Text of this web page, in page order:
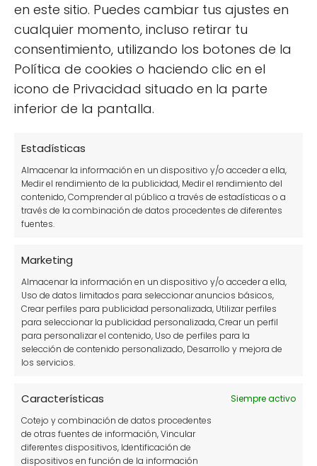
en este sitio. Puedes cambiar tus ajustes en
cualquier momento, incluso retirar tu
consentimiento, utilizando los botones de la
Política de cookies o haciendo clic en el
icono de Privacidad situado en la parte
inferior de la pantalla.
Estadísticas
Almacenar la información en un dispositivo y/o acceder a ella,
Medir el rendimiento de la publicidad, Medir el rendimiento del
contenido, Comprender al público a través de estadísticas o a
través de la combinación de datos procedentes de diferentes
fuentes.
Marketing
Almacenar la información en un dispositivo y/o acceder a ella,
Uso de datos limitados para seleccionar anuncios básicos,
Crear perfiles para publicidad personalizada, Utilizar perfiles
para seleccionar la publicidad personalizada, Crear un perfil
para personalizar el contenido, Uso de perfiles para la
selección de contenido personalizado, Desarrollo y mejora de
los servicios.
Características
Siempre activo
Cotejo y combinación de datos procedentes
de otras fuentes de información, Vincular
diferentes dispositivos, Identificación de
dispositivos en función de la información
La introducción de la dipladenia en tu hogar
no solo embellece el espacio, sino que
también te permite disfrutar de una planta
que, con los cuidados adecuados, puede ser
una excelente compañía durante todo el
Villamandos
Propietario de un huerto urbano
donde produzco mis propias
desarrollarse mis plantas, ¿te unes
a la fiebre de los huertos urbanos?
amarillas?
También puedes leer: